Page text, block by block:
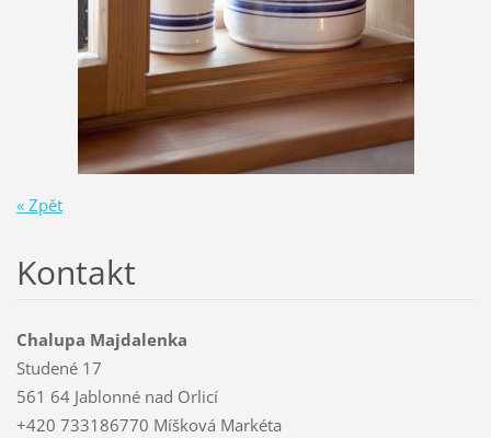
« Zpět
Kontakt
Chalupa Majdalenka
Studené 17
561 64 Jablonné nad Orlicí
+420 733186770 Míšková Markéta